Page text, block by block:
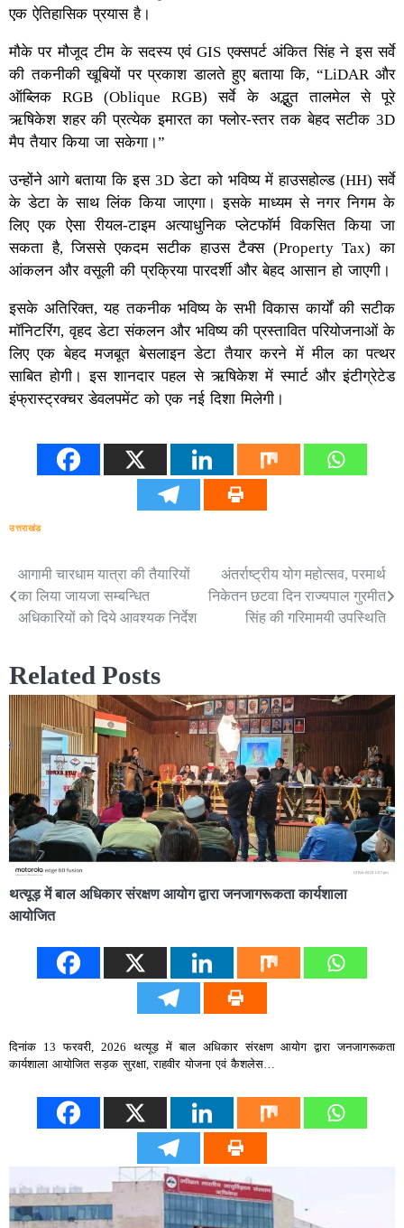
एक ऐतिहासिक प्रयास है।
मौके पर मौजूद टीम के सदस्य एवं GIS एक्सपर्ट अंकित सिंह ने इस सर्वे
की तकनीकी खूबियों पर प्रकाश डालते हुए बताया कि, “LiDAR और
ऑब्लिक RGB (Oblique RGB) सर्वे के अद्भुत तालमेल से पूरे
ऋषिकेश शहर की प्रत्येक इमारत का फ्लोर-स्तर तक बेहद सटीक 3D
मैप तैयार किया जा सकेगा।”
उन्होंने आगे बताया कि इस 3D डेटा को भविष्य में हाउसहोल्ड (HH) सर्वे
के डेटा के साथ लिंक किया जाएगा। इसके माध्यम से नगर निगम के
लिए एक ऐसा रीयल-टाइम अत्याधुनिक प्लेटफॉर्म विकसित किया जा
सकता है, जिससे एकदम सटीक हाउस टैक्स (Property Tax) का
आंकलन और वसूली की प्रक्रिया पारदर्शी और बेहद आसान हो जाएगी।
इसके अतिरिक्त, यह तकनीक भविष्य के सभी विकास कार्यों की सटीक
मॉनिटरिंग, वृहद डेटा संकलन और भविष्य की प्रस्तावित परियोजनाओं के
लिए एक बेहद मजबूत बेसलाइन डेटा तैयार करने में मील का पत्थर
साबित होगी। इस शानदार पहल से ऋषिकेश में स्मार्ट और इंटीग्रेटेड
इंफ्रास्ट्रक्चर डेवलपमेंट को एक नई दिशा मिलेगी।
उत्तराखंड
Post
navigation
आगामी चारधाम यात्रा की तैयारियों
का लिया जायजा सम्बन्धित
अधिकारियों को दिये आवश्यक निर्देश
अंतर्राष्ट्रीय योग महोत्सव, परमार्थ
निकेतन छटवा दिन राज्यपाल गुरमीत
सिंह की गरिमामयी उपस्थिति
Related Posts
थत्यूड़ में बाल अधिकार संरक्षण आयोग द्वारा जनजागरूकता कार्यशाला
आयोजित
दिनांक 13 फरवरी, 2026 थत्यूड़ में बाल अधिकार संरक्षण आयोग द्वारा जनजागरूकता
कार्यशाला आयोजित सड़क सुरक्षा, राहवीर योजना एवं कैशलेस…